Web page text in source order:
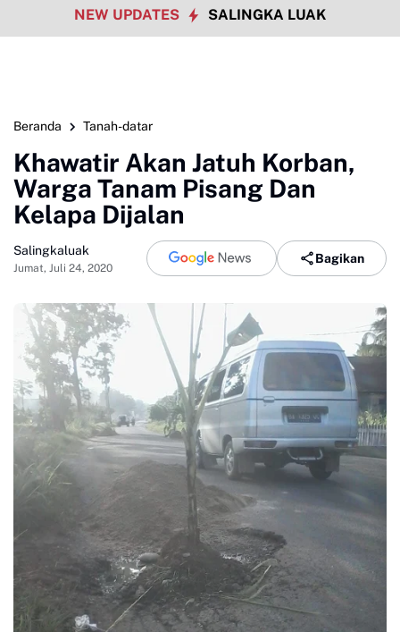
NEW UPDATES SALINGKA LUAK
Beranda Tanah-datar
Khawatir Akan Jatuh Korban,
Warga Tanam Pisang Dan
Kelapa Dijalan
Salingkaluak
Jumat, Juli 24, 2020
Bagikan